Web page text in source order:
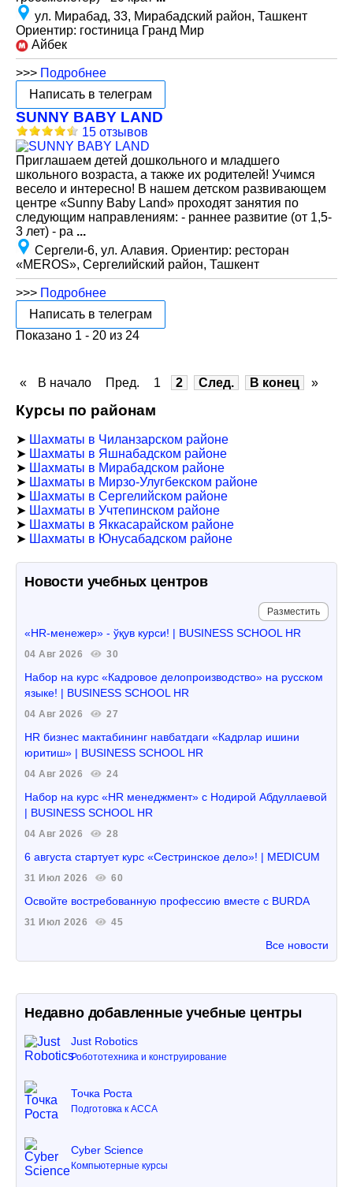
ул. Мирабад, 33, Мирабадский район, Ташкент
Ориентир: гостиница Гранд Мир
Айбек
>>> Подробнее
Написать в телеграм
SUNNY BABY LAND
15 отзывов
Приглашаем детей дошкольного и младшего
школьного возраста, а также их родителей! Учимся
весело и интересно! В нашем детском развивающем
центре «Sunny Baby Land» проходят занятия по
следующим направлениям: - раннее развитие (от 1,5-
3 лет) - ра ...
Сергели-6, ул. Алавия. Ориентир: ресторан
«MEROS», Сергелийский район, Ташкент
>>> Подробнее
Написать в телеграм
Показано 1 - 20 из 24
« В начало Пред. 1 2 След. В конец »
Курсы по районам
➤ Шахматы в Чиланзарском районе
➤ Шахматы в Яшнабадском районе
➤ Шахматы в Мирабадском районе
➤ Шахматы в Мирзо-Улугбекском районе
➤ Шахматы в Сергелийском районе
➤ Шахматы в Учтепинском районе
➤ Шахматы в Яккасарайском районе
➤ Шахматы в Юнусабадском районе
Новости учебных центров
Разместить
«HR-менежер» - ўқув курси! | BUSINESS SCHOOL HR
04 Авг 2026 30
Набор на курс «Кадровое делопроизводство» на русском
языке! | BUSINESS SCHOOL HR
04 Авг 2026 27
HR бизнес мактабининг навбатдаги «Кадрлар ишини
юритиш» | BUSINESS SCHOOL HR
04 Авг 2026 24
Набор на курс «HR менеджмент» с Нодирой Абдуллаевой
| BUSINESS SCHOOL HR
04 Авг 2026 28
6 августа стартует курс «Сестринское дело»! | MEDICUM
31 Июл 2026 60
Освойте востребованную профессию вместе с BURDA
31 Июл 2026 45
Все новости
Недавно добавленные учебные центры
Just Robotics
Робототехника и конструирование
Точка Роста
Подготовка к ACCA
Cyber Science
Компьютерные курсы